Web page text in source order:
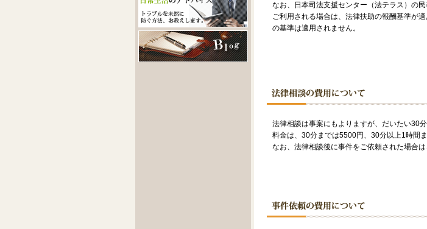
なお、日本司法支援センター（法テラス）の
ご利用される場合は、法律扶助の報酬基準が
の基準は適用されません。
法律相談は事案にもよりますが、だいたい30
料金は、30分までは5500円、30分以上1時間
なお、法律相談後に事件をご依頼された場合